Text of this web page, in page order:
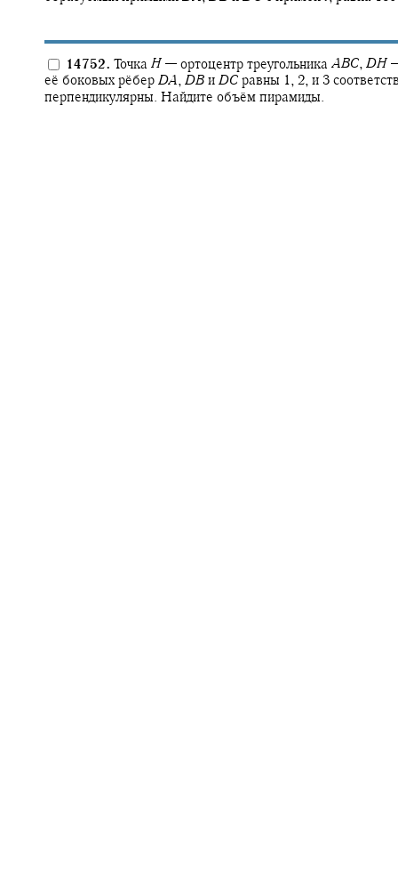
14752. Точка H — ортоцентр треугольника ABC, DH
её боковых рёбер DA, DB и DC равны 1, 2, и 3
перпендикулярны. Найдите объём пирамиды.